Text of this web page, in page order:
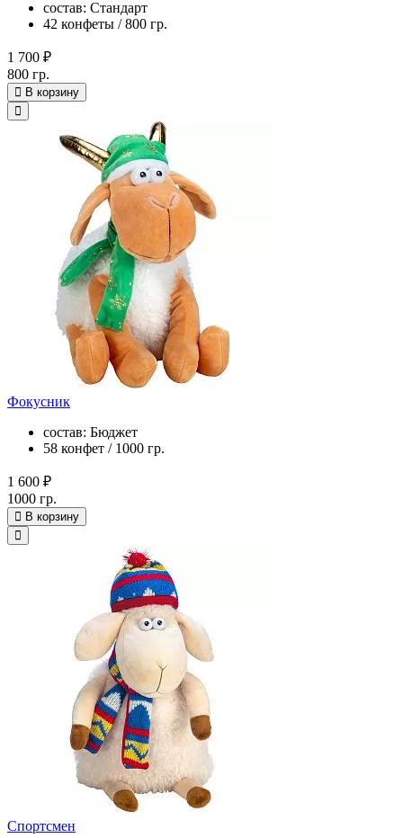
состав: Стандарт
42 конфеты / 800 гр.
1 700 ₽
800 гр.
В корзину
Фокусник
состав: Бюджет
58 конфет / 1000 гр.
1 600 ₽
1000 гр.
В корзину
Спортсмен